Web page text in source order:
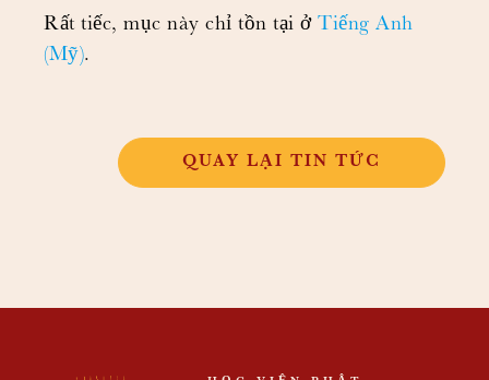
Rất tiếc, mục này chỉ tồn tại ở Tiếng Anh
(Mỹ).
QUAY LẠI TIN TỨC